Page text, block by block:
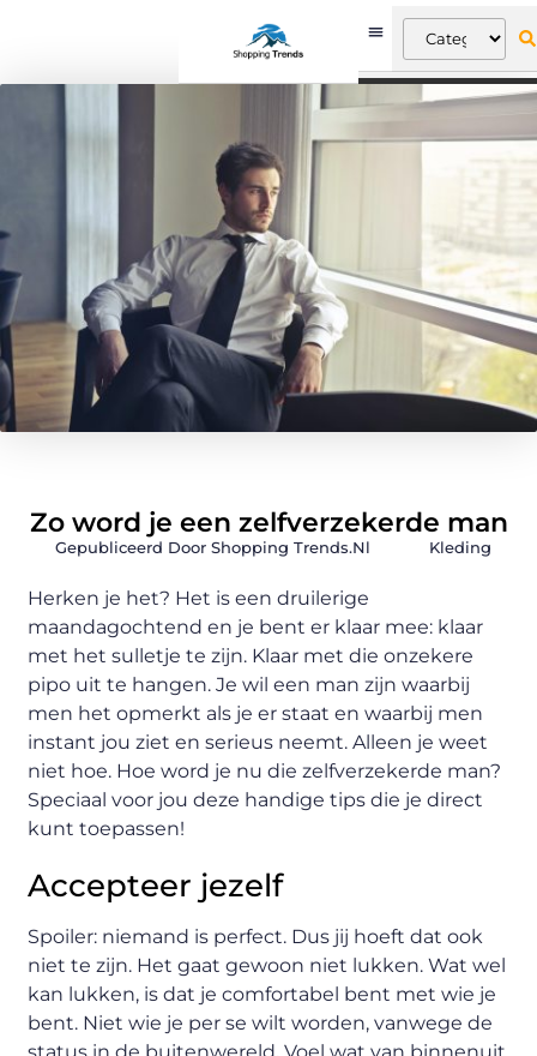
Zo word je een zelfverzekerde man
Gepubliceerd Door Shopping Trends.nl Kleding
Herken je het? Het is een druilerige
maandagochtend en je bent er klaar mee: klaar
met het sulletje te zijn. Klaar met die onzekere
pipo uit te hangen. Je wil een man zijn waarbij
men het opmerkt als je er staat en waarbij men
instant jou ziet en serieus neemt. Alleen je weet
niet hoe. Hoe word je nu die zelfverzekerde man?
Speciaal voor jou deze handige tips die je direct
kunt toepassen!
Accepteer jezelf
Spoiler: niemand is perfect. Dus jij hoeft dat ook
niet te zijn. Het gaat gewoon niet lukken. Wat wel
kan lukken, is dat je comfortabel bent met wie je
bent. Niet wie je per se wilt worden, vanwege de